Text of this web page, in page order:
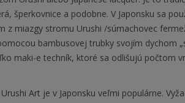
šperkovnice a podobne. V Japonsku sa
z miazgy stromu Urushi /súmachovec
bambusovej trubky svojím dychom
maki-e techník, ktoré sa odlišujú počtom
Urushi Art je v Japonsku veľmi populárne.